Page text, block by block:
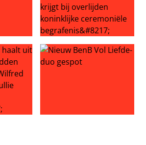
niet opnieuw samen: ‘Vieze Jack
Ongeloof en woede: